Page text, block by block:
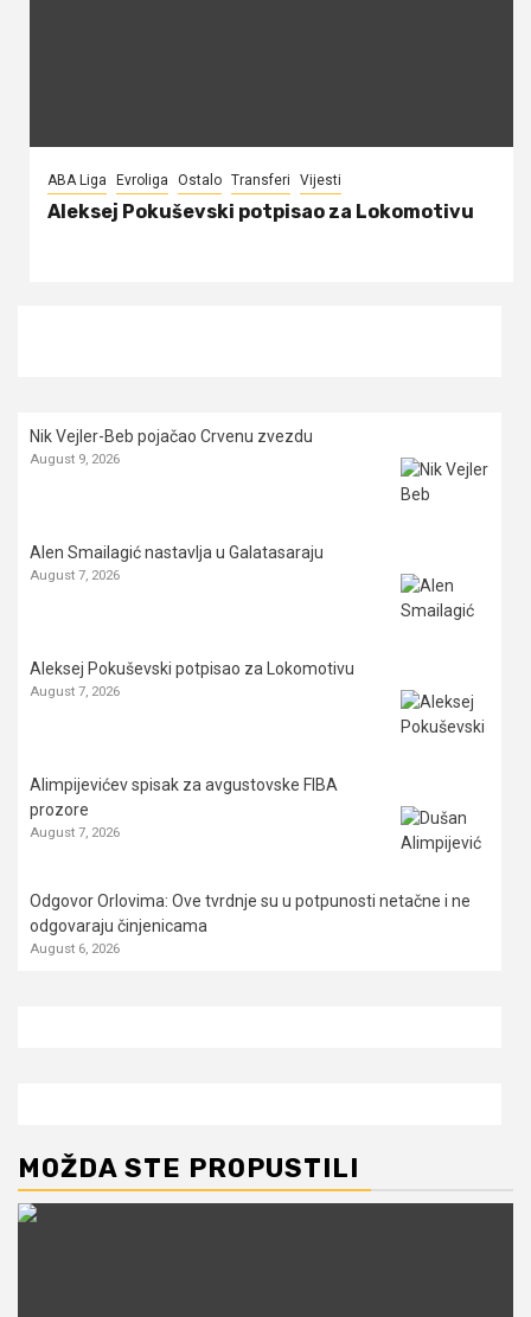
ABA Liga Evroliga Ostalo Transferi Vijesti
Aleksej Pokuševski potpisao za Lokomotivu
Nik Vejler-Beb pojačao Crvenu zvezdu
August 9, 2026
Alen Smailagić nastavlja u Galatasaraju
August 7, 2026
Aleksej Pokuševski potpisao za Lokomotivu
August 7, 2026
Alimpijevićev spisak za avgustovske FIBA
prozore
August 7, 2026
Odgovor Orlovima: ​Ove tvrdnje su u potpunosti netačne i ne
odgovaraju činjenicama
August 6, 2026
MOŽDA STE PROPUSTILI